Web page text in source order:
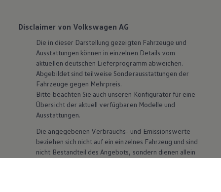
Disclaimer von Volkswagen AG
Die in dieser Darstellung gezeigten Fahrzeuge und
Ausstattungen können in einzelnen Details vom
aktuellen deutschen Lieferprogramm abweichen.
Abgebildet sind teilweise Sonderausstattungen der
Fahrzeuge gegen Mehrpreis.
Bitte beachten Sie auch unseren Konfigurator für eine
Übersicht der aktuell verfügbaren Modelle und
Ausstattungen.
Die angegebenen Verbrauchs- und Emissionswerte
beziehen sich nicht auf ein einzelnes Fahrzeug und sind
nicht Bestandteil des Angebots, sondern dienen allein